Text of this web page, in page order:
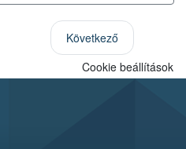
Következő
Cookie beállítások